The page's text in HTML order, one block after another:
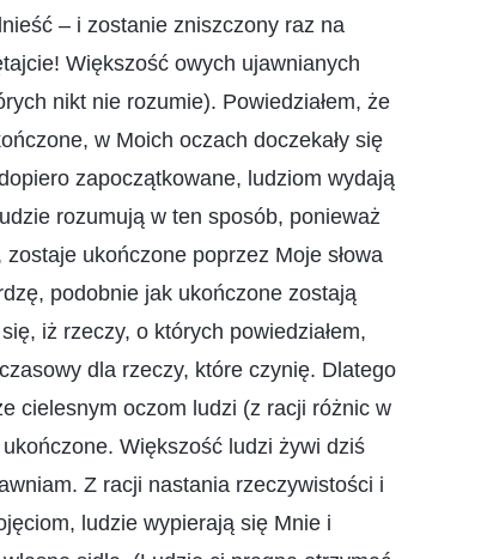
– i zostanie zniszczony raz na
Większość owych ujawnianych
nikt nie rozumie). Powiedziałem, że
w Moich oczach doczekały się
zapoczątkowane, ludziom wydają
rozumują w ten sposób, ponieważ
ukończone poprzez Moje słowa
podobnie jak ukończone zostają
iż rzeczy, o których powiedziałem,
dla rzeczy, które czynię. Dlatego
cielesnym oczom ludzi (z racji różnic w
Większość ludzi żywi dziś
Z racji nastania rzeczywistości i
ludzie wypierają się Mnie i